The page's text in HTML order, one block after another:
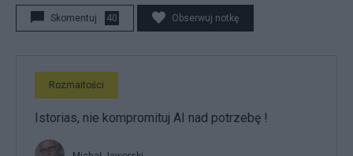
Skomentuj 40 Obserwuj notkę
Rozmaitości
Istorias, nie kompromituj AI nad potrzebę !